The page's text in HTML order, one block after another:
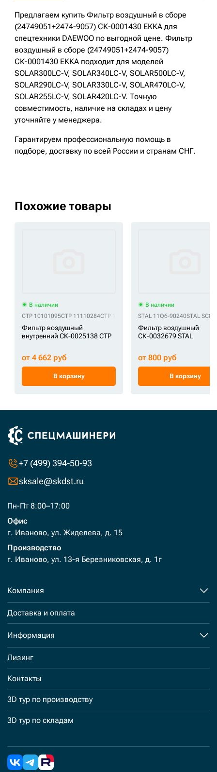
Предлагаем купить Фильтр воздушный в сборе
(24749051+2474-9057) СК-0001430 EKKA для
спецтехники DAEWOO по выгодной цене. Фильтр
воздушный в сборе (24749051+2474-9057)
СК-0001430 EKKA подходит для моделей
SOLAR300LC-V, SOLAR340LC-V, SOLAR500LC-V,
SOLAR290LC-V, SOLAR330LC-V, SOLAR470LC-V,
SOLAR255LC-V, SOLAR420LC-V. Точную
совместимость, наличие на складах и цену
уточняйте у менеджера.
Гарантируем профессиональную помощь в
подборе, доставку по всей России и странам СНГ.
Похожие товары
В наличии
CTP 10101095CTP 11110284CTP 161570001CTP 187472A1CTP
Фильтр воздушный
внутренний СК-0025138 CTP
от 4 662 руб
В корзину
В наличии
STAL 11Q6-90240STAL
Фильтр воздушный
СК-0032679 STAL
от 800 руб
В корзину
+7 (499) 394-50-93
sksale@skdst.ru
Пн-Пт 8:00–17:00
Офис
г. Иваново, ул. Жиделева, д. 15
Производство
г. Иваново, ул. 13-я Березниковская, д. 1г
Компания
Доставка и оплата
Информация
Лизинг
Контакты
3D тур по производству
3D тур по складам